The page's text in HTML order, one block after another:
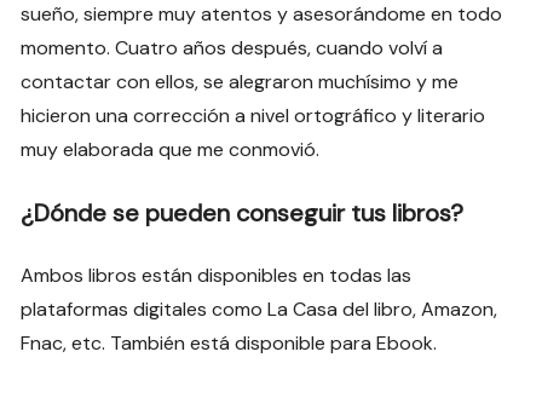
sueño, siempre muy atentos y asesorándome en todo
momento. Cuatro años después, cuando volví a
contactar con ellos, se alegraron muchísimo y me
hicieron una corrección a nivel ortográfico y literario
muy elaborada que me conmovió.
¿Dónde se pueden conseguir tus libros?
Ambos libros están disponibles en todas las
plataformas digitales como La Casa del libro, Amazon,
Fnac, etc. También está disponible para Ebook.